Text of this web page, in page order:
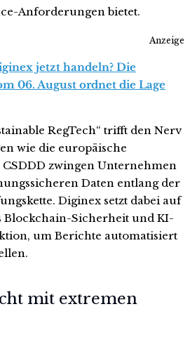
Anforderungen bietet.
Anzeige
jetzt handeln? Die
06. August ordnet die Lage
RegTech“ trifft den Nerv
wie die europäische
zwingen Unternehmen
Daten entlang der
Diginex setzt dabei auf
Blockchain-Sicherheit und KI-
um Berichte automatisiert
mit extremen